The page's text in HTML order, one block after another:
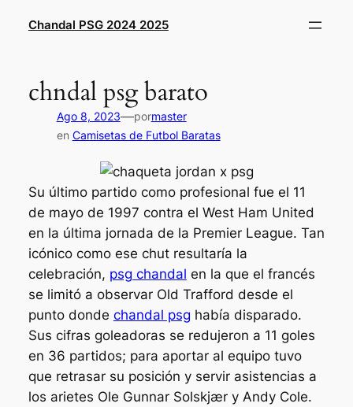
Chandal PSG 2024 2025
chndal psg barato
Ago 8, 2023—pormaster
en Camisetas de Futbol Baratas
Su último partido como profesional fue el 11
de mayo de 1997 contra el West Ham United
en la última jornada de la Premier League. Tan
icónico como ese chut resultaría la
celebración, psg chandal en la que el francés
se limitó a observar Old Trafford desde el
punto donde chandal psg había disparado.
Sus cifras goleadoras se redujeron a 11 goles
en 36 partidos; para aportar al equipo tuvo
que retrasar su posición y servir asistencias a
los arietes Ole Gunnar Solskjær y Andy Cole.